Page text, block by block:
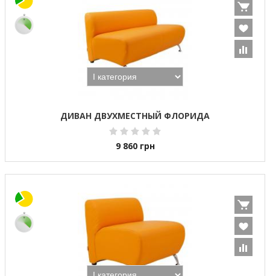
ДИВАН ДВУХМЕСТНЫЙ ФЛОРИДА
9 860 грн